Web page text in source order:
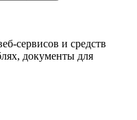
сервисов и средств
документы для